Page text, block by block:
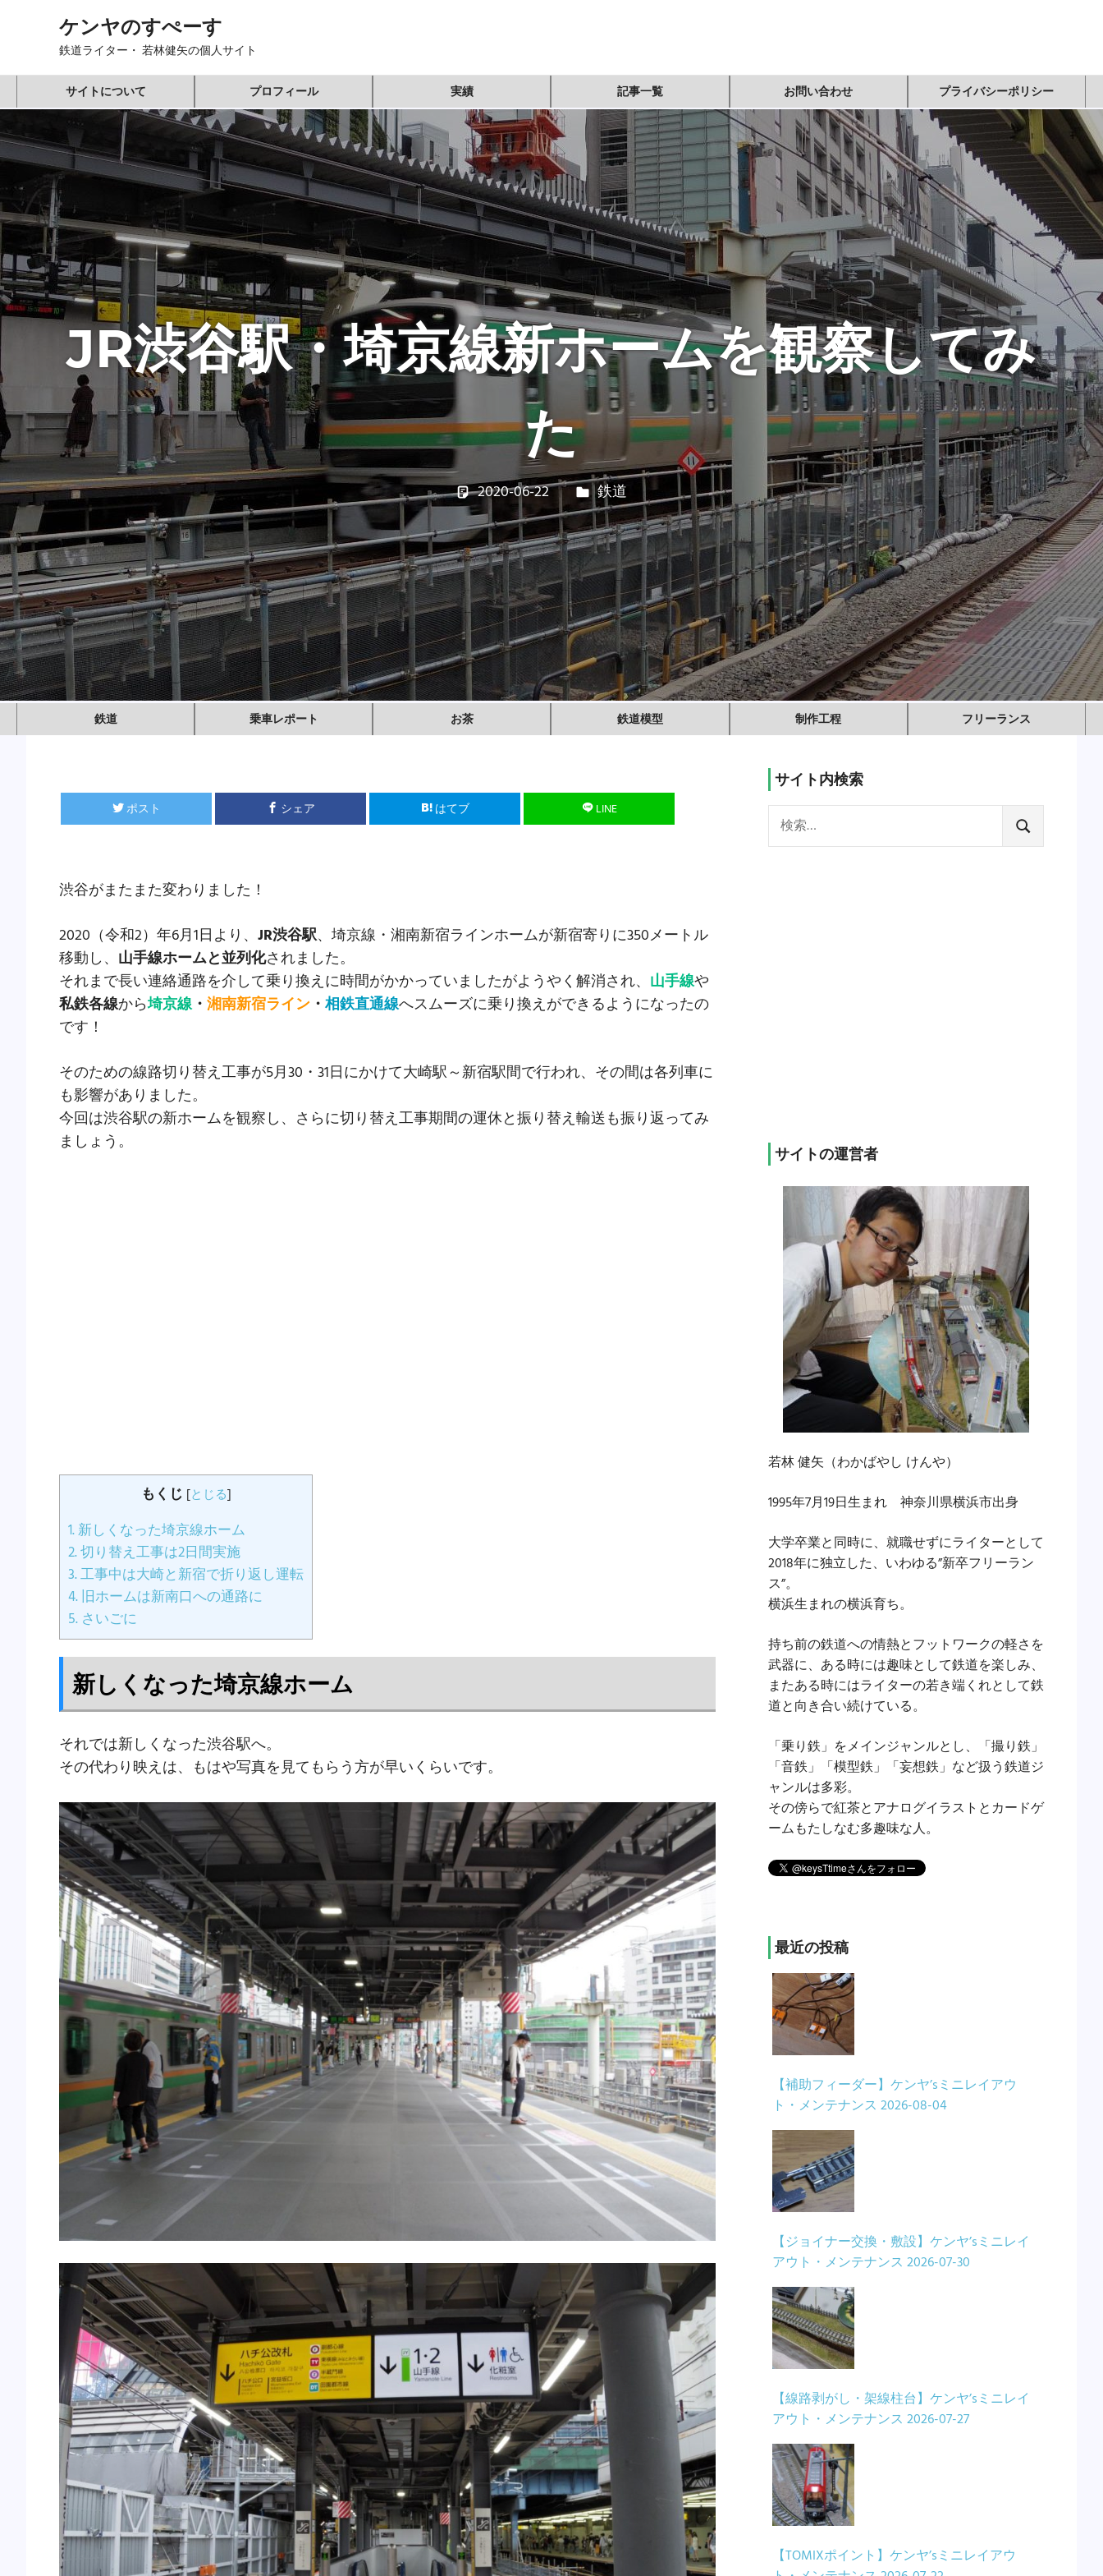
ン
へ
ス
キ
プ
ケンヤのすぺーす
鉄道ライター・ 若林健矢の個人サイト
サイトについて プロフィール 実績 記事一覧 お問い合わせ プライバシーポリシー
JR渋谷駅・埼京線新ホームを観察してみ
た
2020-06-22 若林 健矢
鉄道
鉄道 乗車レポート お茶 鉄道模型 制作工程 フリーランス
ポスト シェア はてブ LINE
渋谷がまたまた変わりました！
2020（令和2）年6月1日より、 JR渋谷駅、埼京線・湘南新宿ラインホームが新宿寄りに350メートル
移動し、 山手線ホームと並列化されました。
それまで長い連絡通路を介して乗り換えに時間がかかっていましたがようやく解消され、 山手線や
私鉄各線から埼京線・ 湘南新宿ライン ・ 相鉄直通線へスムーズに乗り換えができるようになったの
です！
そのための線路切り替え工事が5月30・31日にかけて大崎駅～新宿駅間で行われ、その間は各列車に
も影響がありました。
今回は渋谷駅の新ホームを観察し、さらに切り替え工事期間の運休と振り替え輸送も振り返ってみ
ましょう。
もくじ [とじる]
1.新しくなった埼京線ホーム
2.切り替え工事は2日間実施
3.工事中は大崎と新宿で折り返し運転
4.旧ホームは新南口への通路に
5. さいごに
新しくなった埼京線ホーム
それでは新しくなった渋谷駅へ。
その代わり映えは、もはや写真を見てもらう方が早いくらいです。
サイト内検索
索:
検
索
サイトの運営者
若林 健矢（わかばやし けんや）
1995年7月19日生まれ 神奈川県横浜市出身
大学卒業と同時に、就職せずにライターとして
2018年に独立した、いわゆる”新卒フリーラン
ス”。
横浜生まれの横浜育ち。
持ち前の鉄道への情熱とフットワークの軽さを
武器に、ある時には趣味として鉄道を楽しみ、
またある時にはライターの若き端くれとして鉄
道と向き合い続けている。
「乗り鉄」をメインジャンルとし、「撮り鉄」
「音鉄」「模型鉄」「妄想鉄」など扱う鉄道ジ
ャンルは多彩。
その傍らで紅茶とアナログイラストとカードゲ
ームもたしなむ多趣味な人。
最近の投稿
【補助フィーダー】ケンヤ’sミニレイアウ
ト・メンテナンス 2026-08-04
【ジョイナー交換・敷設】ケンヤ’sミニレイ
アウト・メンテナンス 2026-07-30
【線路剥がし・架線柱台】ケンヤ’sミニレイ
アウト・メンテナンス 2026-07-27
【TOMIXポイント】ケンヤ’sミニレイアウ